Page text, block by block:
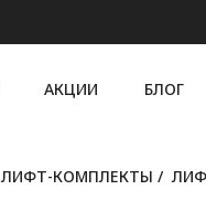
АКЦИИ БЛОГ
ЛИФТ-КОМПЛЕКТЫ /